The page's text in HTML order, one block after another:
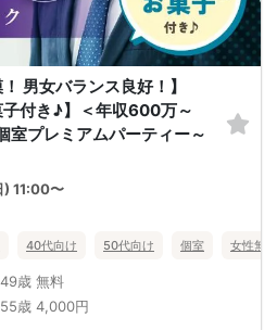
！ 男女バランス良好！】
子付き♪】＜年収600万～
室プレミアムパーティー～
) 11:00〜
40代向け 50代向け 個室 女性無料
歳 無料
歳 4,000円